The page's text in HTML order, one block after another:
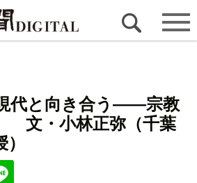
代と向き合う――宗教
文・小林正弥（千葉